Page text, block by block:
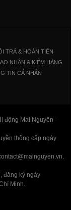
TRẢ & HOÀN TIỀN
NHẬN & KIỂM HÀNG
TIN CÁ NHÂN
động Mai Nguyên -
thông cấp ngày
đăng ký ngày
Minh.